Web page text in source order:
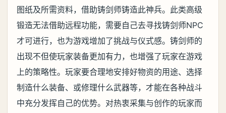
图纸及所需资料，借助铸剑师铸造此神兵。此类高级
锻造无法借助远程功能，需要自己去寻找铸剑师NPC
才可进行，也为游戏增加了挑战与仪式感。铸剑师的
出现不但使玩家装备更加有力，也增强了玩家在游戏
上的策略性。玩家要合理地安排好物资的用途、选择
制造什么装备、或修理什么武器等，才能在各种战斗
中充分发挥自己的优势。对热衷采集与创作的玩家而